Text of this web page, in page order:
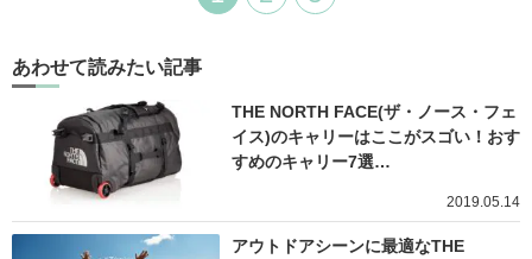
あわせて読みたい記事
THE NORTH FACE(ザ・ノース・フェ
イス)のキャリーはここがスゴい！おす
すめのキャリー7選…
2019.05.14
アウトドアシーンに最適なTHE